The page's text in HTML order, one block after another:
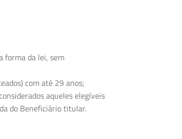
forma da lei, sem
com até 29 anos;
aqueles elegíveis
do Beneficiário titular.